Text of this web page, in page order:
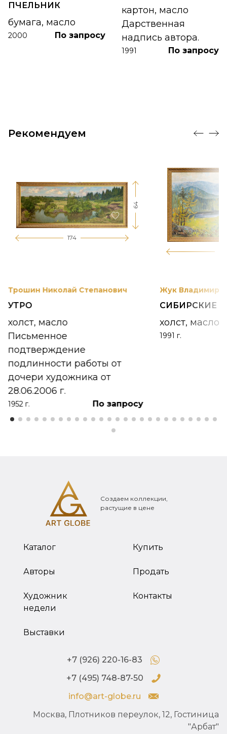
ПЧЕЛЬНИК
бумага, масло
2000 По запросу
картон, масло
Дарственная
надпись автора.
1991 По запросу
Рекомендуем
174
64
Трошин Николай Степанович
УТРО
холст, масло
Письменное
подтверждение
подлинности работы от
дочери художника от
28.06.2006 г.
1952 г. По запросу
Жук Владимир
СИБИРСКИЕ
холст, масло
1991 г.
Создаем коллекции,
растущие в цене
Каталог
Авторы
Художник
недели
Выставки
Купить
Продать
Контакты
+7 (926) 220-16-83
+7 (495) 748-87-50
info@art-globe.ru
Москва, Плотников переулок, 12, Гостиница
"Арбат"